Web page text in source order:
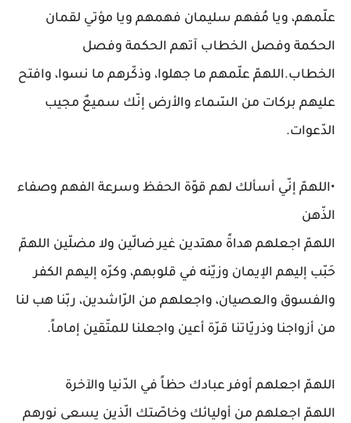
علّمهم، ويا مُفهم سليمان فهمهم ويا مؤتي لقمان
الحكمة وفصل الخطاب آتهم الحكمة وفصل
الخطاب.اللهمّ علّمهم ما جهلوا، وذكّرهم ما نسوا، وافتح
عليهم بركات من السّماء والأرض إنّك سميعٌ مجيب
الدّعوات.
•اللهمّ إنّي أسألك لهم قوّة الحفظ وسرعة الفهم وصفاء
الذّهن
اللهمّ اجعلهم هداةً مهتدين غير ضالّين ولا مضلّين اللهمّ
حَبّب إليهم الإيمان وزيّنه في قلوبهم، وكرّه إليهم الكفر
والفسوق والعصيان، واجعلهم من الرّاشدين، ربّنا هب لنا
من أزواجنا وذريّاتنا قرّة أعين واجعلنا للمتّقين إماماً.
اللهمّ اجعلهم أوفر عبادك حظاً في الدّنيا والآخرة
اللهمّ اجعلهم من أوليائك وخاصّتك الّذين يسعى نورهم